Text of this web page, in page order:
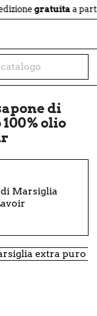
a partire da
di
olio